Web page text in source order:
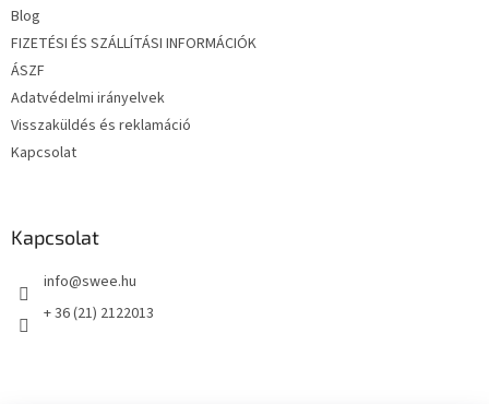
Blog
FIZETÉSI ÉS SZÁLLÍTÁSI INFORMÁCIÓK
ÁSZF
Adatvédelmi irányelvek
Visszaküldés és reklamáció
Kapcsolat
Kapcsolat
info@swee.hu
+ 36 (21) 2122013